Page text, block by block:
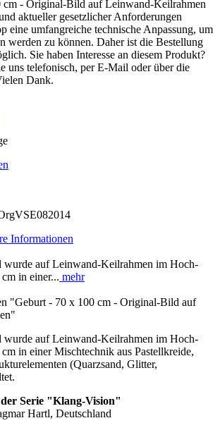
aktueller gesetzlicher Anforderungen
eine umfangreiche technische Anpassung, um
werden zu können. Daher ist die Bestellung
Sie haben Interesse an diesem Produkt?
uns telefonisch, per E-Mail oder über die
Dank.
Informationen
wurde auf Leinwand-Keilrahmen im Hoch-
in einer... mehr
"Geburt - 70 x 100 cm - Original-Bild auf
wurde auf Leinwand-Keilrahmen im Hoch-
in einer Mischtechnik aus Pastellkreide,
(Quarzsand, Glitter,
Serie "Klang-Vision"
Hartl, Deutschland